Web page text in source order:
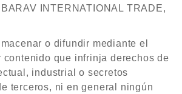
INTERNATIONAL TRADE,
o difundir mediante el
contenido que infrinja derechos de
industrial o secretos
terceros, ni en general ningún